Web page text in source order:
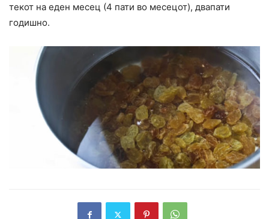
текот на еден месец (4 пати во месецот), двапати
годишно.